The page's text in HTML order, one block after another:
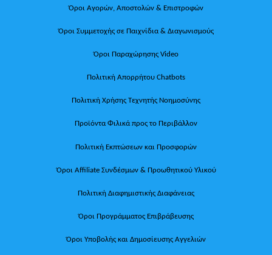
Όροι Αγορών, Αποστολών & Επιστροφών
Όροι Συμμετοχής σε Παιχνίδια & Διαγωνισμούς
Όροι Παραχώρησης Video
Πολιτική Απορρήτου Chatbots
Πολιτική Χρήσης Τεχνητής Νοημοσύνης
Προϊόντα Φιλικά προς το Περιβάλλον
Πολιτική Εκπτώσεων και Προσφορών
Όροι Affiliate Συνδέσμων & Προωθητικού Υλικού
Πολιτική Διαφημιστικής Διαφάνειας
Όροι Προγράμματος Επιβράβευσης
Όροι Υποβολής και Δημοσίευσης Αγγελιών